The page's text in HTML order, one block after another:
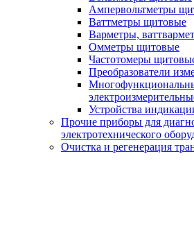
Ампервольтметры
Ваттметры щитовые
Варметры,
Омметры щитовые
Частотомеры
Преобразователи
Устройства
Прочие приборы для
электротехнического
Очистка и регенерация